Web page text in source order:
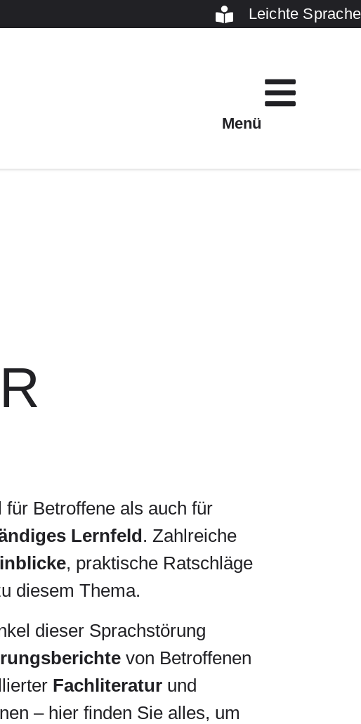
Leichte Sprache
Menü
für Betroffene als auch für
Lernfeld. Zahlreiche
, praktische Ratschläge
diesem Thema.
dieser Sprachstörung
von Betroffenen
Fachliteratur und
– hier finden Sie alles, um